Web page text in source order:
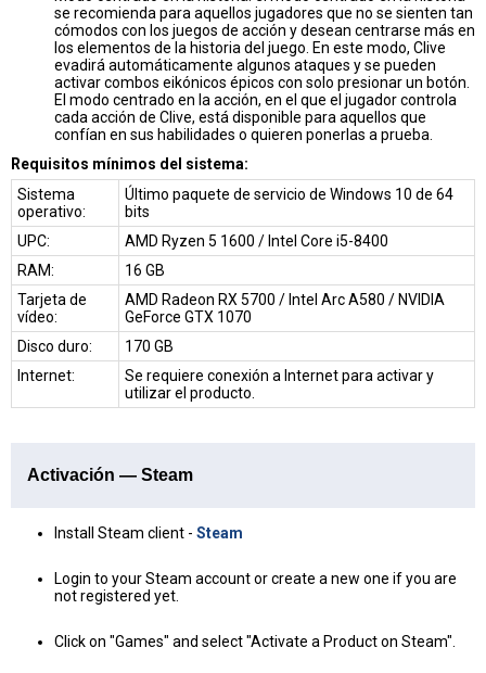
se recomienda para aquellos jugadores que no se sienten tan
cómodos con los juegos de acción y desean centrarse más en
los elementos de la historia del juego. En este modo, Clive
evadirá automáticamente algunos ataques y se pueden
activar combos eikónicos épicos con solo presionar un botón.
El modo centrado en la acción, en el que el jugador controla
cada acción de Clive, está disponible para aquellos que
confían en sus habilidades o quieren ponerlas a prueba.
Requisitos mínimos del sistema:
Sistema
operativo:
Último paquete de servicio de Windows 10 de 64
bits
UPC:
AMD Ryzen 5 1600 / Intel Core i5-8400
RAM:
16 GB
Tarjeta de
vídeo:
AMD Radeon RX 5700 / Intel Arc A580 / NVIDIA
GeForce GTX 1070
Disco duro:
170 GB
Internet:
Se requiere conexión a Internet para activar y
utilizar el producto.
Activación — Steam
Install Steam client - Steam
Login to your Steam account or create a new one if you are
not registered yet.
Click on "Games" and select "Activate a Product on Steam".